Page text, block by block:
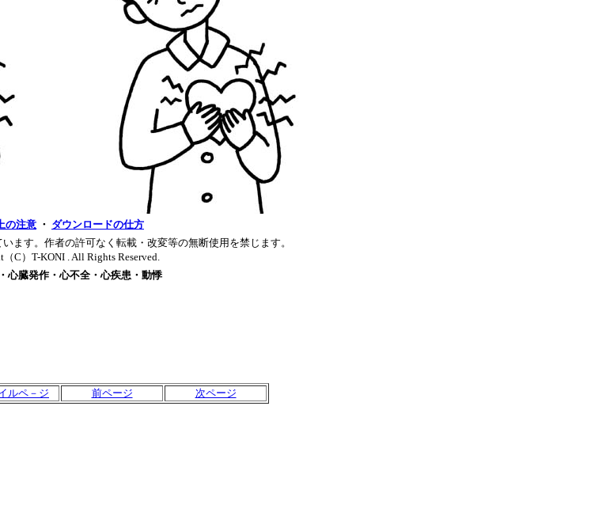
の注意 ・ ダウンロードの仕方
ます。作者の許可なく転載・改変等の無断使用を禁じます。
C）T-KONI . All Rights Reserved.
心臓発作・心不全・心疾患・動悸
ルペ－ジ 前ページ 次ページ